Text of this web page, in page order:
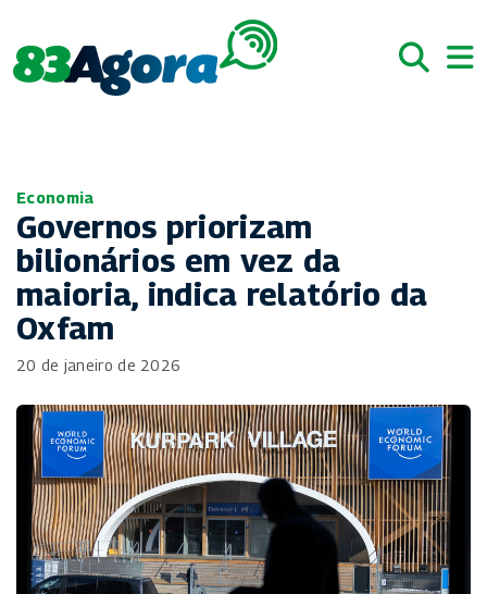
Economia
Governos priorizam
bilionários em vez da
maioria, indica relatório da
Oxfam
20 de janeiro de 2026